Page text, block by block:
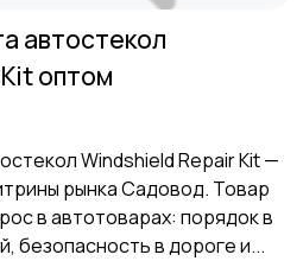
автостекол
оптом
Windshield Repair Kit —
рынка Садовод. Товар
в автотоварах: порядок в
безопасность в дороге и...